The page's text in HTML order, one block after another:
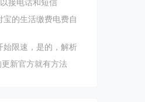
接电话和短信
宝的生活缴费电费自
始限速，是的，解析
新官方就有方法